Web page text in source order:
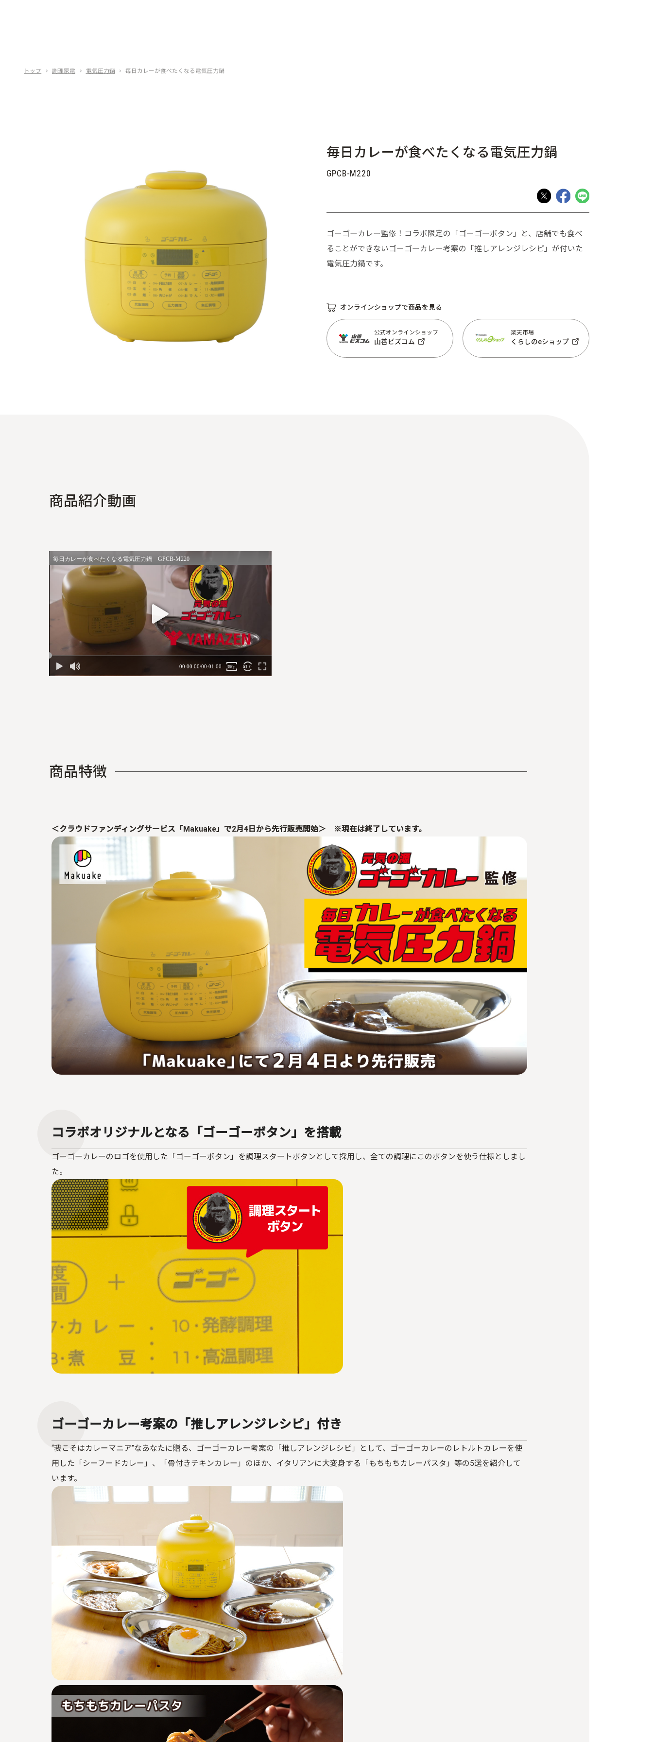
トップ 調理家電 電気圧力鍋 毎日カレーが食べたくなる電気圧力鍋
毎日カレーが食べたくなる電気圧力鍋
GPCB-M220
ゴーゴーカレー監修！コラボ限定の「ゴーゴーボタン」と、店舗でも食べ
ることができないゴーゴーカレー考案の「推しアレンジレシピ」が付いた
電気圧力鍋です。
オンラインショップで商品を見る
公式オンラインショップ
山善ビズコム
楽天市場
くらしのeショップ
商品紹介動画
商品特徴
＜クラウドファンディングサービス「 Makuake」で2月4日から先行販売開始＞ ※現在は終了しています。
コラボオリジナルとなる「ゴーゴーボタン」を搭載
ゴーゴーカレーのロゴを使用した「ゴーゴーボタン」を調理スタートボタンとして採用し、全ての調理にこのボタンを使う仕様としまし
た。
ゴーゴーカレー考案の「推しアレンジレシピ」付き
“我こそはカレーマニア”なあなたに贈る、ゴーゴーカレー考案の「推しアレンジレシピ」として、ゴーゴーカレーのレトルトカレーを使
用した「シーフードカレー」、「骨付きチキンカレー」のほか、イタリアンに大変身する「もちもちカレーパスタ」等の5選を紹介して
います。